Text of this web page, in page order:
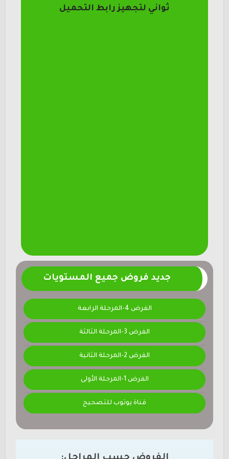
الفرض 4-المرحلة الرابعة
الفرض 3-المرحلة الثالثة
الفرض 2-المرحلة الثانية
الفرض 1-المرحلة الأولى
قناة يوتوب للتصحيح
الفروض حسب المراحل: